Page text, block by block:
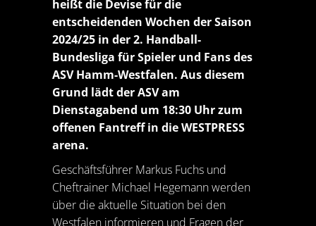
heißt die Devise für die
entscheidenden Wochen der Saison
2024/25 in der 2. Handball-
Bundesliga für Spieler und Fans des
ASV Hamm-Westfalen. Aus diesem
Grund lädt der ASV am
Dienstagabend um 18:30 Uhr zum
offenen Fantreff in die WESTPRESS
arena.
Geschäftsführer Markus Fuchs und
Cheftrainer Michael Hegemann werden
über die aktuelle Situation bei den
Westfalen informieren und Fragen der